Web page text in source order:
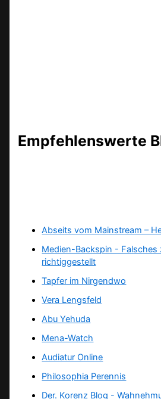
Empfehlenswerte
Abseits vom Mainstream –
Medien-Backspin - Falsches
richtiggestellt
Tapfer im Nirgendwo
Vera Lengsfeld
Abu Yehuda
Mena-Watch
Audiatur Online
Philosophia Perennis
Der. Korenz Blog -